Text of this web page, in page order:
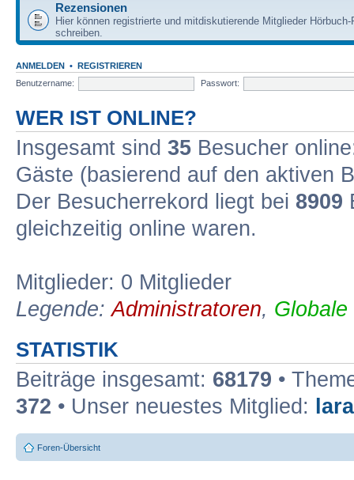
Rezensionen
Hier können registrierte und mitdiskutierende Mitglieder Hörbuch-
schreiben.
ANMELDEN • REGISTRIEREN
Benutzername:
Passwort:
WER IST ONLINE?
Insgesamt sind 35 Besucher
Gäste (basierend auf den aktiven
Der Besucherrekord liegt bei 8909
gleichzeitig online waren.
Mitglieder: 0 Mitglieder
Legende:Administratoren,
STATISTIK
Beiträge insgesamt: 68179 •
372 • Unser neuestes Mitglied:
Foren-Übersicht